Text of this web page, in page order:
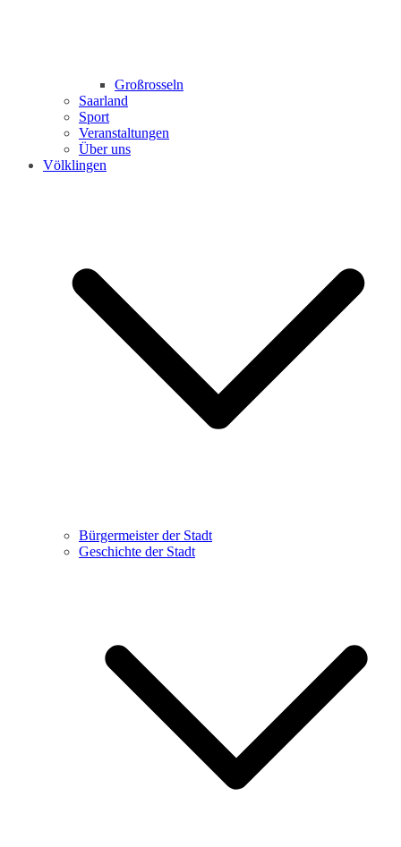
Großrosseln
Saarland
Sport
Veranstaltungen
Über uns
Völklingen
Bürgermeister der Stadt
Geschichte der Stadt